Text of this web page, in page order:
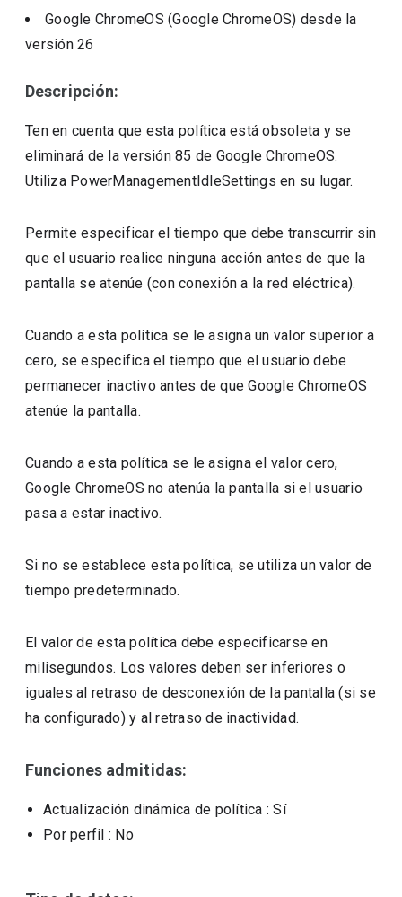
Google ChromeOS (Google ChromeOS) desde la
versión26
Descripción:
Ten en cuenta que esta política está obsoleta y se
eliminará de la versión 85 de Google ChromeOS.
Utiliza PowerManagementIdleSettings en su lugar.
Permite especificar el tiempo que debe transcurrir sin
que el usuario realice ninguna acción antes de que la
pantalla se atenúe (con conexión a la red eléctrica).
Cuando a esta política se le asigna un valor superior a
cero, se especifica el tiempo que el usuario debe
permanecer inactivo antes de que Google ChromeOS
atenúe la pantalla.
Cuando a esta política se le asigna el valor cero,
Google ChromeOS no atenúa la pantalla si el usuario
pasa a estar inactivo.
Si no se establece esta política, se utiliza un valor de
tiempo predeterminado.
El valor de esta política debe especificarse en
milisegundos. Los valores deben ser inferiores o
iguales al retraso de desconexión de la pantalla (si se
ha configurado) y al retraso de inactividad.
Funciones admitidas:
Actualización dinámica de política : Sí
Por perfil : No